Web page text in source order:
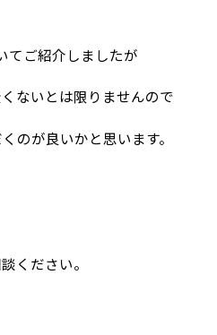
てご紹介しましたが
ないとは限りませんので
のが良いかと思います。
ください。